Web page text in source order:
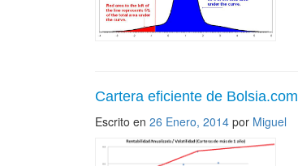
Cartera eficiente de Bolsia.com
Escrito en 26 Enero, 2014 por Miguel